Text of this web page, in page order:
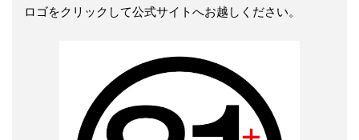
ロゴをクリックして公式サイトへお越しください。